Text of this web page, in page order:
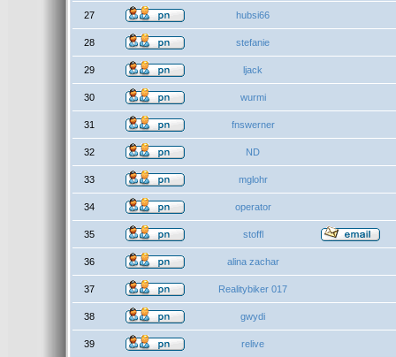
27 hubsi66
28 stefanie
29 ljack
30 wurmi
31 fnswerner
32 ND
33 mglohr
34 operator
35 stoffl
36 alina zachar
37 Realitybiker 017
38 gwydi
39 relive